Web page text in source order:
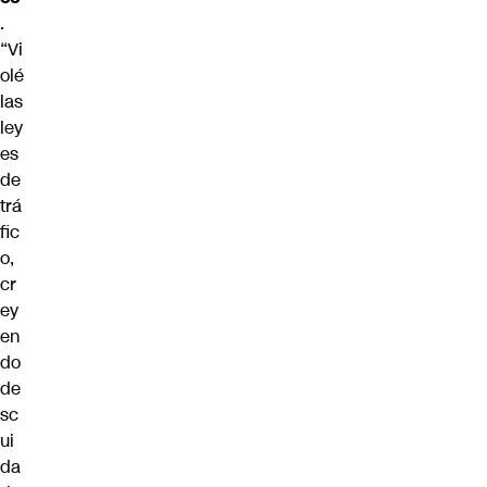
.
“Vi
olé
las
ley
es
de
trá
fic
o,
cr
ey
en
do
de
sc
ui
da